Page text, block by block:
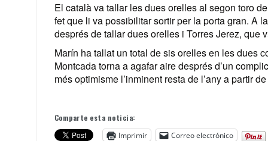
El català va tallar les dues orelles al segon toro
fet que li va possibilitar sortir per la porta gran. A
després de tallar dues orelles i Torres Jerez, que
Marín ha tallat un total de sis orelles en les dues
Montcada torna a agafar aire després d’un
més optimisme l’inminent resta de l’any a partir
Comparte esta noticia:
Imprimir
Correo electrónico